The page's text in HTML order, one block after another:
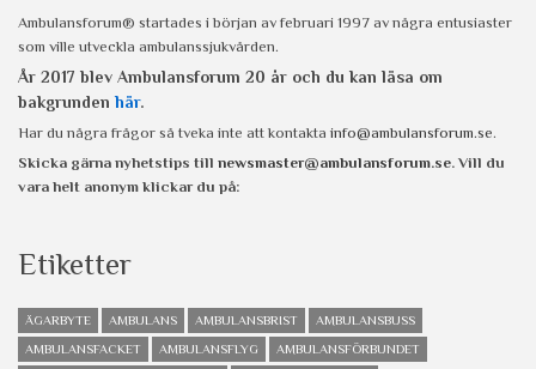
Ambulansforum® startades i början av februari 1997 av några entusiaster
som ville utveckla ambulanssjukvården.
År 2017 blev Ambulansforum 20 år och du kan läsa om
bakgrunden här.
Har du några frågor så tveka inte att kontakta info@ambulansforum.se.
Skicka gärna nyhetstips till newsmaster@ambulansforum.se. Vill du
vara helt anonym klickar du på:
Etiketter
ÄGARBYTE AMBULANS AMBULANSBRIST
AMBULANSBUSS
AMBULANSFACKET
AMBULANSFLYG
AMBULANSFÖRBUNDET